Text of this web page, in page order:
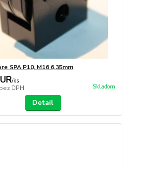
SPA P10, M16 6,35mm
/ks
bez DPH Skladom
Detail